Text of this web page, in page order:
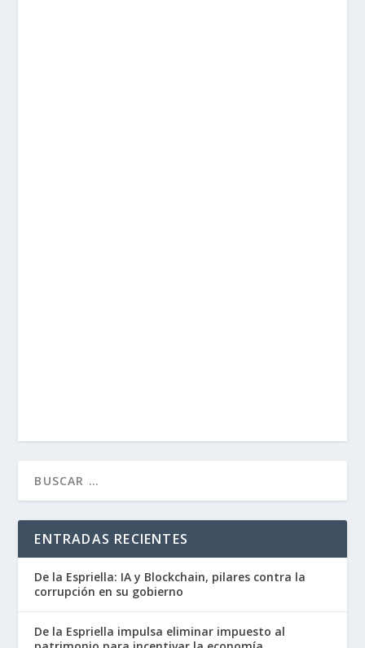
ENTRADAS RECIENTES
De la Espriella: IA y Blockchain, pilares contra la
corrupción en su gobierno
De la Espriella impulsa eliminar impuesto al